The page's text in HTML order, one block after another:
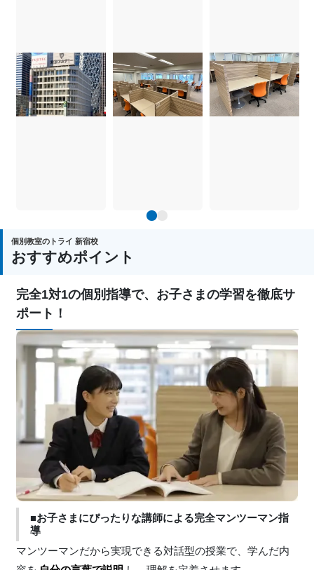
個別教室のトライ 新宿校
おすすめポイント
完全1対1の個別指導で、お子さまの学習を徹底サ
ポート！
■お子さまにぴったりな講師による完全マンツーマン指
導
マンツーマンだから実現できる対話型の授業で、学んだ内